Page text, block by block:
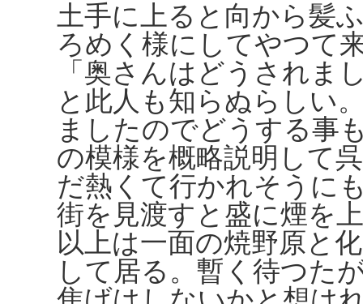
土手に上ると向から髪
ろめく様にしてやつて
「奥さんはどうされま
と此人も知らぬらしい
ましたのでどうする事
の模様を概略説明して
だ熱くて行かれそうに
街を見渡すと盛に煙を
以上は一面の焼野原と
して居る。暫く待つた